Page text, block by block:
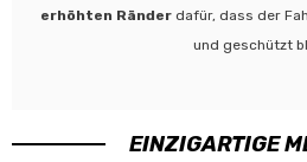
erhöhten Ränder dafür, dass der
und geschützt
EINZIGARTIGE